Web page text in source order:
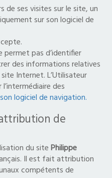
de ses visites sur le site, un
sur son logiciel de
permet pas d’identifier
des informations relatives
Internet. L’Utilisateur
des
logiciel de navigation.
de
du sitePhilippe
Il est fait attribution
compétents de